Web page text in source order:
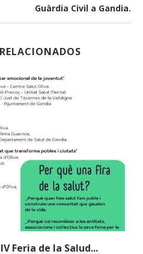
Guàrdia Civil a Gandia.
Feria de la Salud...